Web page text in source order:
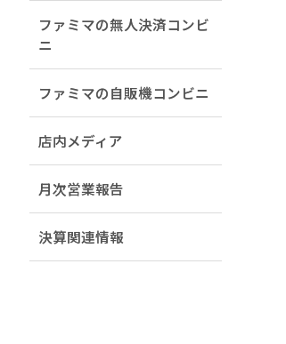
ファミマの無人決済コンビ
ニ
ファミマの自販機コンビニ
店内メディア
月次営業報告
決算関連情報